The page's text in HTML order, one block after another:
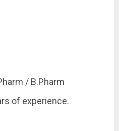
/ B.Pharm
of experience.